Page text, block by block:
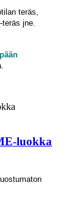
teräs,
jne.
luokka